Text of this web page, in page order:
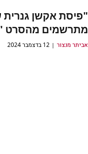
"פיסת אקשן גנרית
מתרשמים מהסרט
אביתר מנצור 12 בדצמבר 2024